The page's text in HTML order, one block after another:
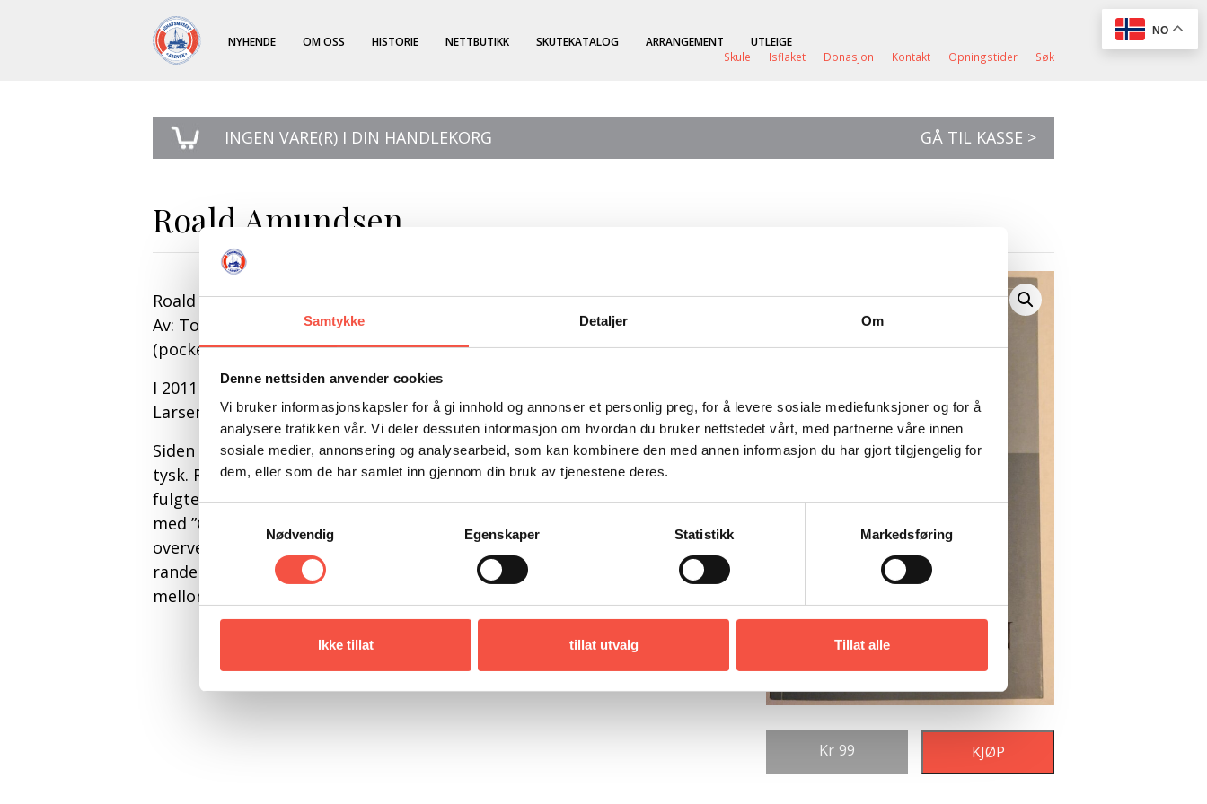
Samtykke Detaljer Om
Denne nettsiden anvender cookies
Vi bruker informasjonskapsler for å gi innhold og annonser et personlig preg, for å levere sosiale mediefunksjoner og for å
analysere trafikken vår. Vi deler dessuten informasjon om hvordan du bruker nettstedet vårt, med partnerne våre innen
sosiale medier, annonsering og analysearbeid, som kan kombinere den med annen informasjon du har gjort tilgjengelig for
dem, eller som de har samlet inn gjennom din bruk av tjenestene deres.
Nødvendig
Egenskaper Statistikk Markedsføring
Ikke tillat tillat utvalg Tillat alle
NYHENDE OM OSS HISTORIE NETTBUTIKK SKUTEKATALOG ARRANGEMENT
UTLEIGE
Skule
Isflaket Donasjon Kontakt Opningstider Søk
NO
INGEN VARE(R) I DIN HANDLEKORG GÅ TIL KASSE >
Roald Amundsen
Roald Amundsen.
Av: Tor Bomann-Larsen
(pocket bok)
I 2011 var det 100 år siden Roald Amundsen erobret Sydpolen. Tor Bomann-
Larsens banebrytende biografi foreligger nå som jubileumsutgave.
Siden boken kom ut første gang er den blitt oversatt til engelsk, russisk og
tysk. Roald Amundsen var den siste av de store oppdagere. En hel verden
fulgte ham på hans heroiske ekspedisjoner gjennom Arktis og Antarktis
med ”Gjøa”, ”Fram” og Maud”, med flybåter og luftskipet ”Norge”. Et
overveldende kildemateriale har gjort det mulig å kartlegge hans liv, fylt til
randen av eventyrlig triumf og brustne illusjoner, preget av nådeløs kamp
mellom menn – og en romantisk lengsel etter kvinnen.
Kr 99 KJØP